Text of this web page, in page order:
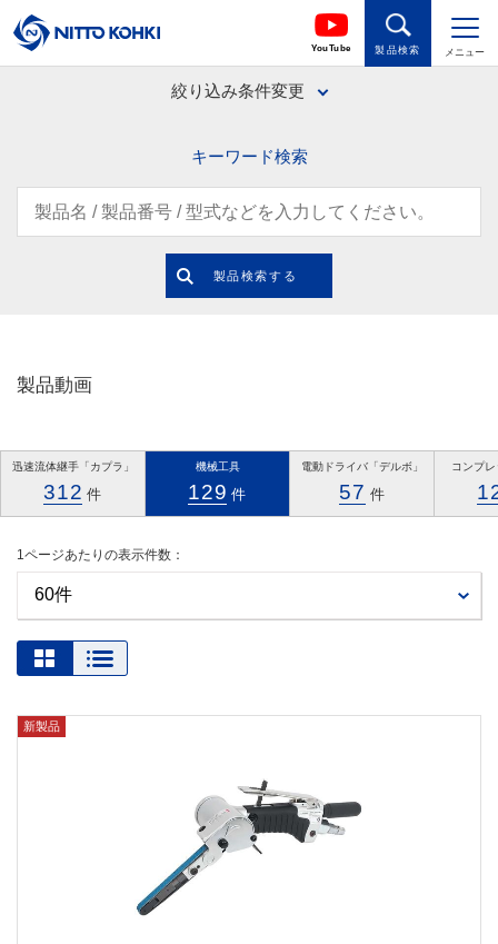
YouTube 製品検索 メニュー
絞り込み条件変更
キーワード検索
製品動画
迅速流体継手「カプラ」
312 件
機械工具
129 件
電動ドライバ「デルボ」
57 件
コンプ
1ページあたりの表示件数：
新製品